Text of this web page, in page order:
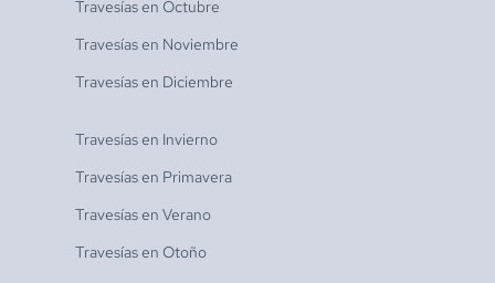
Travesías en Octubre
Travesías en Noviembre
Travesías en Diciembre
Travesías en Invierno
Travesías en Primavera
Travesías en Verano
Travesías en Otoño